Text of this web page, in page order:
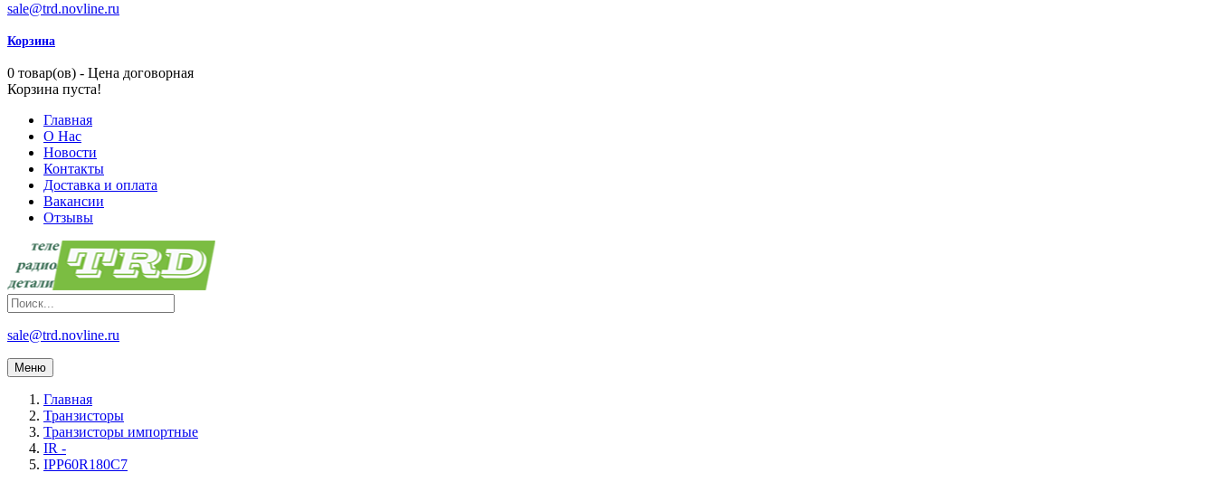
sale@trd.novline.ru
Корзина
0 товар(ов) - Цена договорная
Корзина пуста!
Главная
О Нас
Новости
Контакты
Доставка и оплата
Вакансии
Отзывы
sale@trd.novline.ru
Меню
Главная
Транзисторы
Транзисторы импортные
IR -
IPP60R180C7